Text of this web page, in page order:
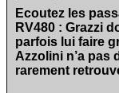
Ecoutez les
RV480 : Grazzi
parfois lui faire
Azzolini n’a pas
rarement